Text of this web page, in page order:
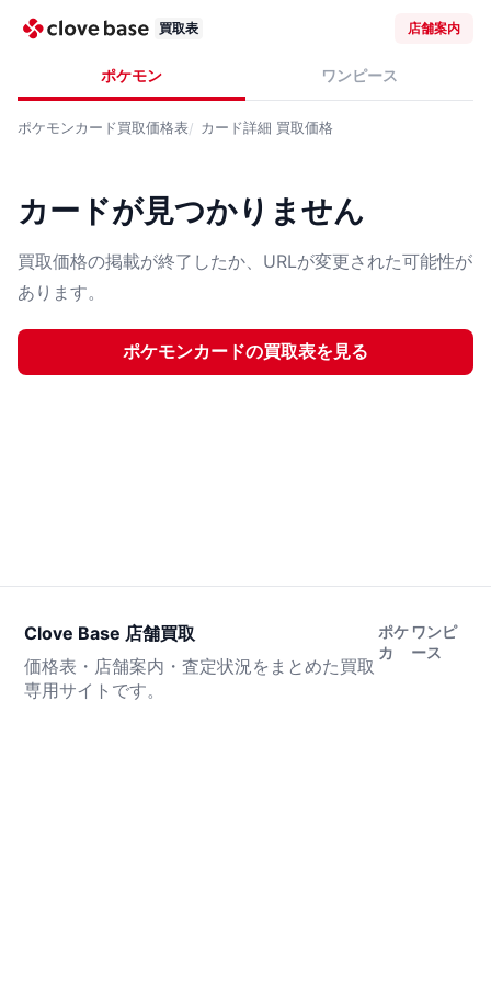
買取表 店舗案内
ポケモン ワンピース
ポケモンカード買取価格表 カード詳細 買取価格
カードが見つかりません
買取価格の掲載が終了したか、URLが変更された可能性が
あります。
ポケモンカードの買取表を見る
Clove Base 店舗買取
価格表・店舗案内・査定状況をまとめた買取
専用サイトです。
ポケ
カ
ワンピ
ース